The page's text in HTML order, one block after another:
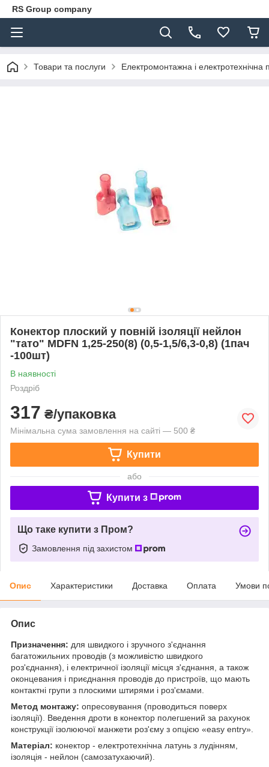
RS Group company
Товари та послуги Електромонтажна і електротехнічна
Конектор плоский у повній ізоляції нейлон
"тато" MDFN 1,25-250(8) (0,5-1,5/6,3-0,8) (1пач
-100шт)
В наявності
Роздріб
317 ₴/упаковка
Мінімальна сума замовлення на сайті — 500 ₴
Купити
або
Купити з
Що таке купити з Пром?
Замовлення під захистом
Опис Характеристики Доставка Оплата Умови
Опис
Призначення: для швидкого і зручного з'єднання
багатожильних проводів (з можливістю швидкого
роз'єднання), і електричної ізоляції місця з'єднання, а також
оконцевания і приєднання проводів до пристроїв, що мають
контактні групи з плоскими штирями і роз'ємами.
Метод монтажу: опресовування (проводиться поверх
ізоляції). Введення дроти в конектор полегшений за рахунок
конструкції ізолюючої манжети роз'єму з опцією «easy entry».
Матеріал: конектор - електротехнічна латунь з лудінням,
ізоляція - нейлон (самозатухаючий).